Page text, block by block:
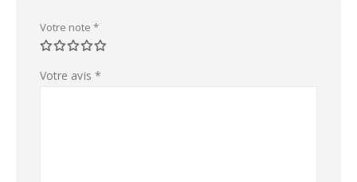
Votre note *
Votre avis *